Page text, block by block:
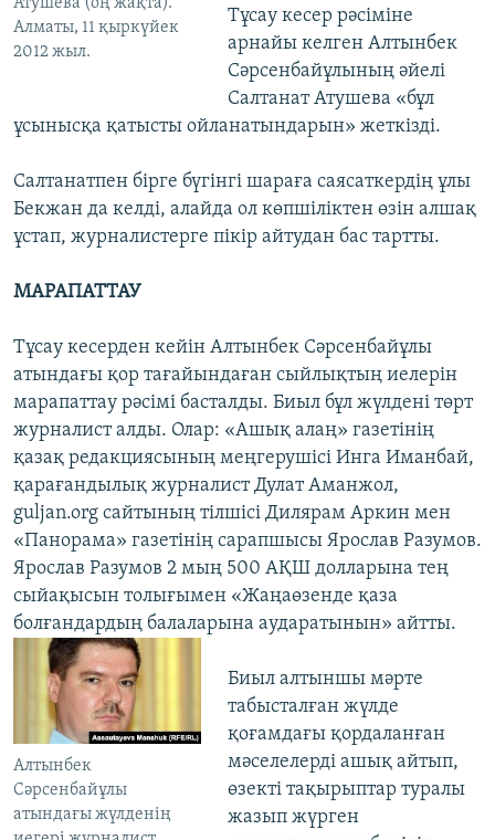
Алматы, 11 қыркүйек
2012 жыл.
Тұсау кесер рәсіміне
арнайы келген Алтынбек
Сәрсенбайұлының әйелі
Салтанат Атушева «бұл
ұсынысқа қатысты ойланатындарын» жеткізді.
Салтанатпен бірге бүгінгі шараға саясаткердің ұлы
Бекжан да келді, алайда ол көпшіліктен өзін алшақ
ұстап, журналистерге пікір айтудан бас тартты.
МАРАПАТТАУ
Тұсау кесерден кейін Алтынбек Сәрсенбайұлы
атындағы қор тағайындаған сыйлықтың иелерін
марапаттау рәсімі басталды. Биыл бұл жүлдені төрт
журналист алды. Олар: «Ашық алаң» газетінің
қазақ редакциясының меңгерушісі Инга Иманбай,
қарағандылық журналист Дулат Аманжол,
guljan.org сайтының тілшісі Дилярам Аркин мен
«Панорама» газетінің сарапшысы Ярослав Разумов.
Ярослав Разумов 2 мың 500 АҚШ долларына тең
сыйақысын толығымен «Жаңаөзенде қаза
болғандардың балаларына аударатынын» айтты.
Алтынбек
Сәрсенбайұлы
атындағы жүлденің
Биыл алтыншы мәрте
табысталған жүлде
қоғамдағы қордаланған
мәселелерді ашық айтып,
өзекті тақырыптар туралы
жазып жүрген